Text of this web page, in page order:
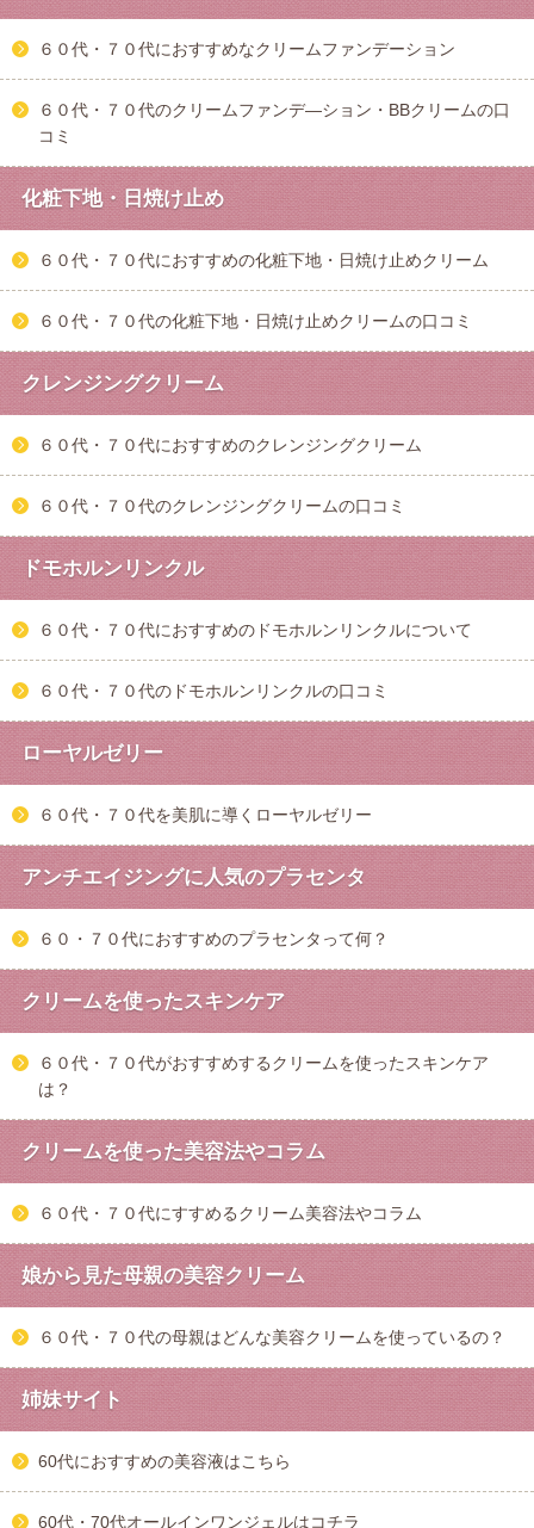
６０代・７０代におすすめなクリームファンデーション
６０代・７０代のクリームファンデ―ション・BBクリームの口
コミ
化粧下地・日焼け止め
６０代・７０代におすすめの化粧下地・日焼け止めクリーム
６０代・７０代の化粧下地・日焼け止めクリームの口コミ
クレンジングクリーム
６０代・７０代におすすめのクレンジングクリーム
６０代・７０代のクレンジングクリームの口コミ
ドモホルンリンクル
６０代・７０代におすすめのドモホルンリンクルについて
６０代・７０代のドモホルンリンクルの口コミ
ローヤルゼリー
６０代・７０代を美肌に導くローヤルゼリー
アンチエイジングに人気のプラセンタ
６０・７０代におすすめのプラセンタって何？
クリームを使ったスキンケア
６０代・７０代がおすすめするクリームを使ったスキンケア
は？
クリームを使った美容法やコラム
６０代・７０代にすすめるクリーム美容法やコラム
娘から見た母親の美容クリーム
６０代・７０代の母親はどんな美容クリームを使っているの？
姉妹サイト
60代におすすめの美容液はこちら
60代・70代オールインワンジェルはコチラ